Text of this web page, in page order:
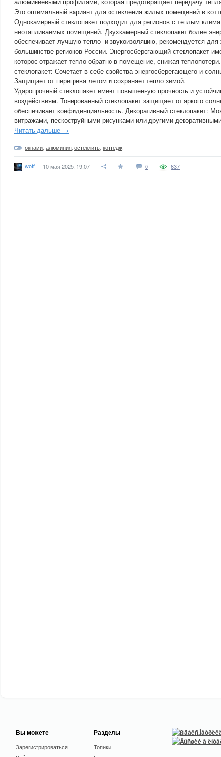
Это оптимальный вариант для остекления жилых помещений в
Однокамерный стеклопакет подходит для регионов с теплым
неотапливаемых помещений. Двухкамерный стеклопакет более
обеспечивает лучшую тепло- и звукоизоляцию, рекомендуется
большинстве регионов России. Энергосберегающий стеклопакет
которое отражает тепло обратно в помещение, снижая
стеклопакет: Сочетает в себе свойства энергосберегающего и
Защищает от перегрева летом и сохраняет тепло зимой.
Ударопрочный стеклопакет имеет повышенную прочность и
воздействиям. Тонированный стеклопакет защищает от яркого
обеспечивает конфиденциальность. Декоративный стеклопакет:
витражами, пескоструйными рисунками или другими
Читать дальше →
окнами алюминия остеклить коттедж
woff 10 мая 2025, 19:07 0 637
Вы можете
Зарегистрироваться
Разделы
Топики